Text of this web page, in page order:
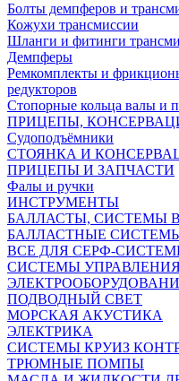
Болты демпферов и
Кожухи трансмиссии
Шланги и фитинги
Демпферы
Ремкомплекты и
редукторов
Стопорные кольца валы и
ПРИЦЕПЫ,
Судоподъёмники
СТОЯНКА И
ПРИЦЕПЫ И ЗАПЧАСТИ
Фалы и ручки
ИНСТРУМЕНТЫ
БАЛЛАСТЫ, СИСТЕМЫ
БАЛЛАСТНЫЕ
ВСЕ ДЛЯ СЕРФ-
СИСТЕМЫ
ПОДВОДНЫЙ СВЕТ
МОРСКАЯ АКУСТИКА
ЭЛЕКТРИКА
СИСТЕМЫ КРУИЗ
ТРЮМНЫЕ ПОМПЫ